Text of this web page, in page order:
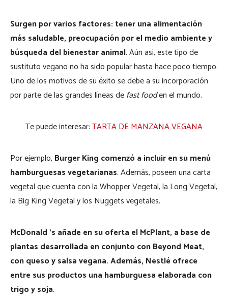
Surgen por varios factores: tener una alimentación
más saludable, preocupación por el medio ambiente y
búsqueda del bienestar animal. Aún así, este tipo de
sustituto vegano no ha sido popular hasta hace poco tiempo.
Uno de los motivos de su éxito se debe a su incorporación
por parte de las grandes líneas defast fooden el mundo.
Te puede interesar:TARTA DE MANZANA VEGANA
Por ejemplo, Burger King comenzó a incluir en su menú
hamburguesas vegetarianas. Además, poseen una carta
vegetal que cuenta con la Whopper Vegetal, la Long Vegetal,
la Big King Vegetal y los Nuggets vegetales.
McDonald ‘s añade en su oferta el McPlant, a base de
plantas desarrollada en conjunto con Beyond Meat,
con queso y salsa vegana. Además, Nestlé ofrece
entre sus productos una hamburguesa elaborada con
trigo y soja.